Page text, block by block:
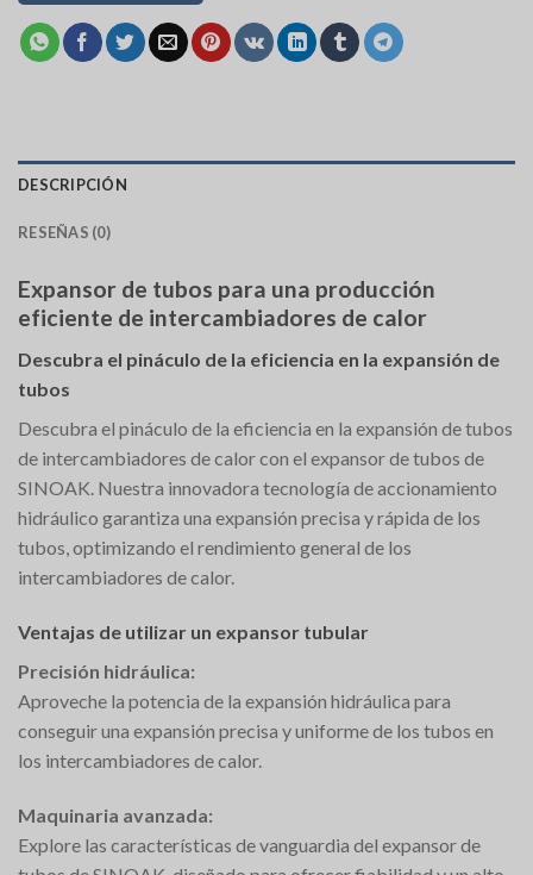
DESCRIPCIÓN
RESEÑAS (0)
Expansor de tubos para una producción
eficiente de intercambiadores de calor
Descubra el pináculo de la eficiencia en la expansión de
tubos
Descubra el pináculo de la eficiencia en la expansión de tubos
de intercambiadores de calor con el expansor de tubos de
SINOAK. Nuestra innovadora tecnología de accionamiento
hidráulico garantiza una expansión precisa y rápida de los
tubos, optimizando el rendimiento general de los
intercambiadores de calor.
Ventajas de utilizar un expansor tubular
Precisión hidráulica:
Aproveche la potencia de la expansión hidráulica para
conseguir una expansión precisa y uniforme de los tubos en
los intercambiadores de calor.
Maquinaria avanzada:
Explore las características de vanguardia del expansor de